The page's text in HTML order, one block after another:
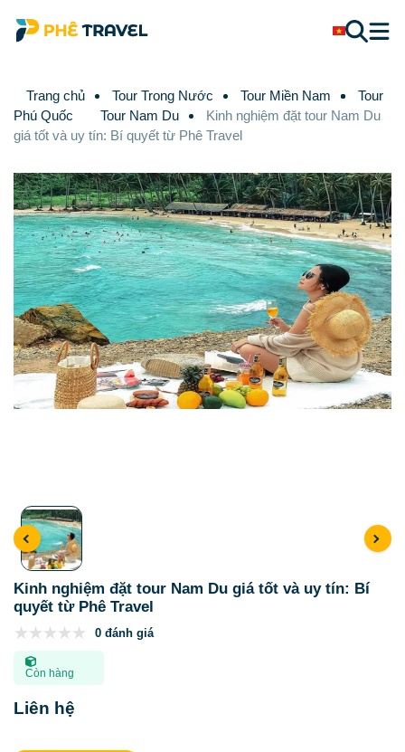
Trang chủ Tour Trong Nước Tour Miền Nam
Tour
Phú Quốc
Tour Nam Du
Kinh nghiệm đặt tour Nam Du
giá tốt và uy tín: Bí quyết từ Phê Travel
Kinh nghiệm đặt tour Nam Du giá tốt và uy tín: Bí
quyết từ Phê Travel
0 đánh giá
Còn hàng
Liên hệ